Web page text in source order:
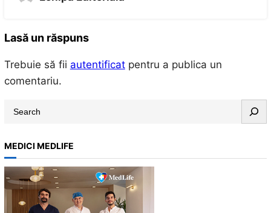
Lasă un răspuns
Trebuie să fii autentificatpentru a publica un
comentariu.
a
r
c
h
MEDICI MEDLIFE